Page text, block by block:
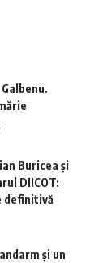
Buricea și
DIICOT:
definitivă
și un